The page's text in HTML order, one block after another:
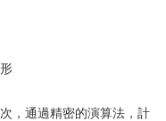
Bank
International Commercial
Commercial Bank
，通過精密的演算法，計